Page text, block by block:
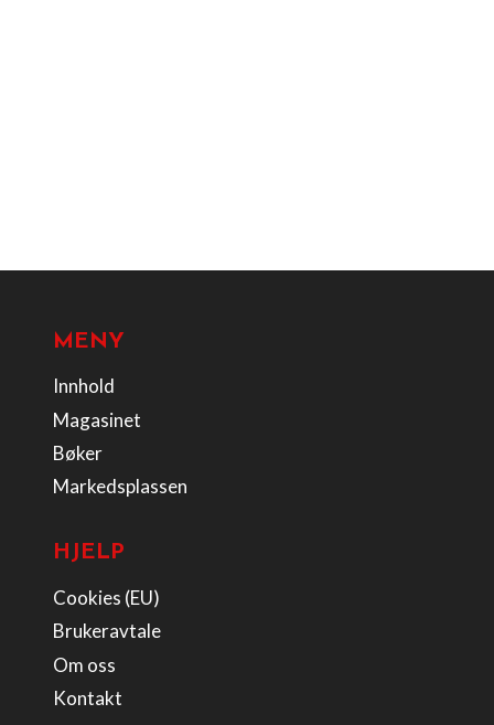
MENY
Innhold
Magasinet
Bøker
Markedsplassen
HJELP
Cookies (EU)
Brukeravtale
Om oss
Kontakt